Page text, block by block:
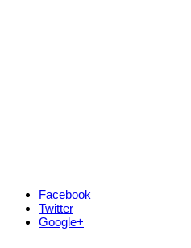
Facebook
Twitter
Google+